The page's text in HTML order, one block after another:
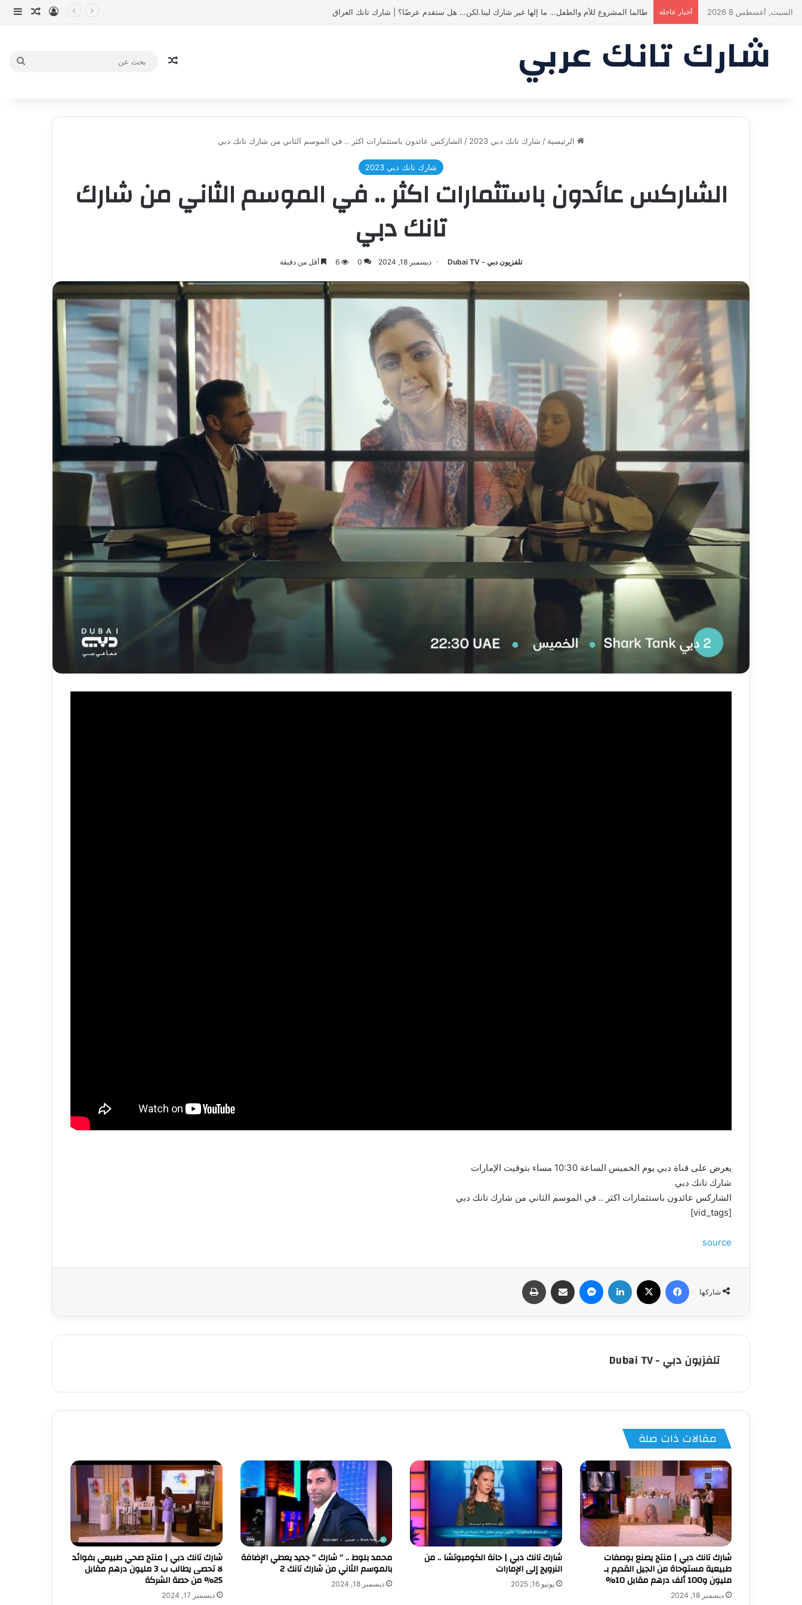
السبت, أغسطس 8 2026 أخبار عاجلة أول يوم Diet عند الشاركس be like تسجيلمقال
مقال عشوائي
بحث
الرئيسية / شارك تانك دبي 2023 / الشاركس عائدون باستثمارات اكثر .. في الموسم الثاني من شارك تانك دبي
شارك تانك دبي 2023
الشاركس عائدون باستثمارات اكثر .. في الموسم الثاني من شارك
تانك دبي
تلفزيون دبي - Dubai TV ديسمبر 18, 2024 0
6 أقل من دقيقة
يعرض على قناة دبي يوم الخميس الساعة 10:30 مساء بتوقيت الإمارات
شارك تانك دبي
الشاركس عائدون باستثمارات اكثر .. في الموسم الثاني من شارك تانك دبي
[vid_tags]
source
شاركها
فيسبوك لينكدإن ماسنجر مشاركة عبر البريد
تلفزيون دبي - Dubai TV
مقالات ذات صلة
شارك تانك دبي | منتج يصنع بوصفات
طبيعية مستوحاة من الجيل القديم بـ
مليون و100 ألف درهم مقابل 10%
ديسمبر 18, 2024
شارك تانك دبي | حانة الكومبوتشا .. من
النرويج إلى الإمارات
يونيو 16, 2025
محمد بلوط .. ” شارك ” جديد يعطي الإضافة
بالموسم الثاني من شارك تانك 2
ديسمبر 18, 2024
شارك تانك دبي | منتج صحي طبيعي بفوائد
لا تحصى يطالب ب 3 مليون درهم مقابل
25% من حصة الشركة
ديسمبر 17, 2024